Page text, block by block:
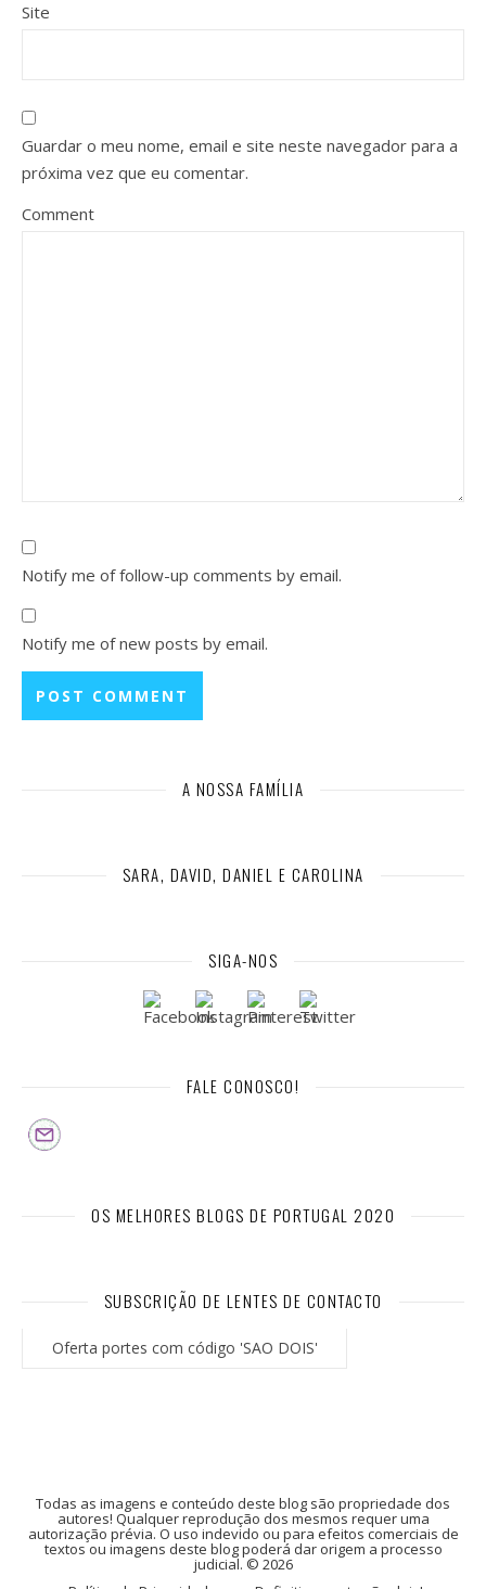
Site
Guardar o meu nome, email e site neste navegador para a
próxima vez que eu comentar.
Comment
Notify me of follow-up comments by email.
Notify me of new posts by email.
A NOSSA FAMÍLIA
SARA, DAVID, DANIEL E CAROLINA
SIGA-NOS
FALE CONOSCO!
OS MELHORES BLOGS DE PORTUGAL 2020
SUBSCRIÇÃO DE LENTES DE CONTACTO
Oferta portes com código 'SAO DOIS'
Todas as imagens e conteúdo deste blog são propriedade dos
autores! Qualquer reprodução dos mesmos requer uma
autorização prévia. O uso indevido ou para efeitos comerciais de
textos ou imagens deste blog poderá dar origem a processo
judicial. © 2026